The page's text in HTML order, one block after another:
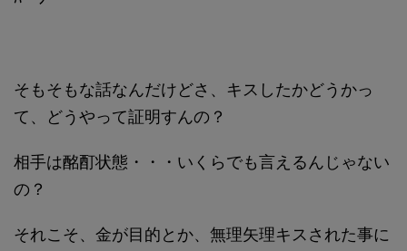
そもそもな話なんだけどさ、キスしたかどうかっ
て、どうやって証明すんの？
相手は酩酊状態・・・いくらでも言えるんじゃない
の？
それこそ、金が目的とか、無理矢理キスされた事に